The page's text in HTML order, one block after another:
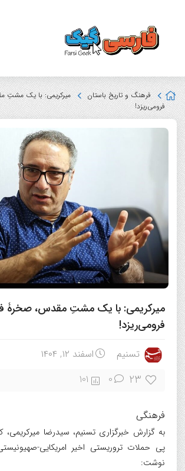
فرهنگ و تاریخ باستان
میرکریمی: با یک مشتِ
فرومی‌ریزد!
میرکریمی: با یک مشتِ مقدس، صخرۀ
فرومی‌ریزد!
تسنیم اسفند ۱۲, ۱۴۰۴
23
0
101
فرهنگی
به گزارش خبرگزاری تسنیم، سیدرضا میرکریمی،
پی حملات تروریستی اخیر امریکایی-
نوشت: